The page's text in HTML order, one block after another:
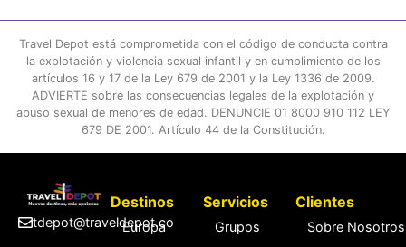
Travel Depot está comprometida con el código de conducta contra
la explotación y violencia sexual infantil y en cumplimiento de los
artículos 16 y 17 de la Ley 679 de 2001 y la Ley 1336 de 2009.
ADVIERTE sobre las consecuencias legales de la explotación y
abuso sexual de menores de edad. DENUNCIE 01 8000 910 112 LEY
679 DE 2001. Artículo 44 de la Constitución.
tdepot@traveldepot.co
Destinos
Europa
Servicios
Grupos
Clientes
Sobre Nosotros